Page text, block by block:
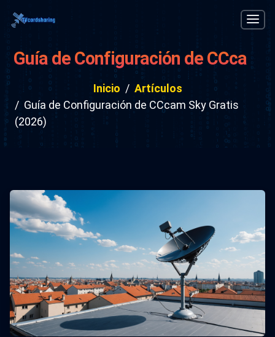
Guía de Configuración de CCcam
Sky Gratis (2026)
Inicio
Artículos
Guía de Configuración de CCcam Sky Gratis
(2026)